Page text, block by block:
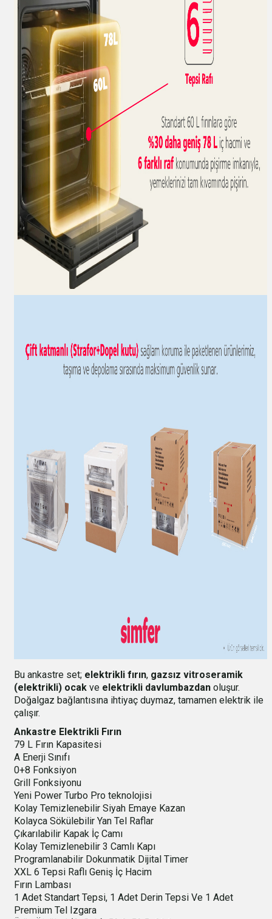
Bu ankastre set; elektrikli fırın, gazsız vitroseramik
(elektrikli) ocak ve elektrikli davlumbazdan oluşur.
Doğalgaz bağlantısına ihtiyaç duymaz, tamamen elektrik ile
çalışır.
Ankastre Elektrikli Fırın
79 L Fırın Kapasitesi
A Enerji Sınıfı
0+8 Fonksiyon
Grill Fonksiyonu
Yeni Power Turbo Pro teknolojisi
Kolay Temizlenebilir Siyah Emaye Kazan
Kolayca Sökülebilir Yan Tel Raflar
Çıkarılabilir Kapak İç Camı
Kolay Temizlenebilir 3 Camlı Kapı
Programlanabilir Dokunmatik Dijital Timer
XXL 6 Tepsi Raflı Geniş İç Hacim
Fırın Lambası
1 Adet Standart Tepsi, 1 Adet Derin Tepsi Ve 1 Adet
Premium Tel Izgara